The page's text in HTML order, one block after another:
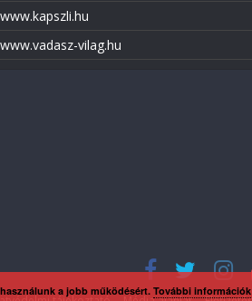
www.kapszli.hu
www.vadasz-vilag.hu
a jobb működésért. További információk